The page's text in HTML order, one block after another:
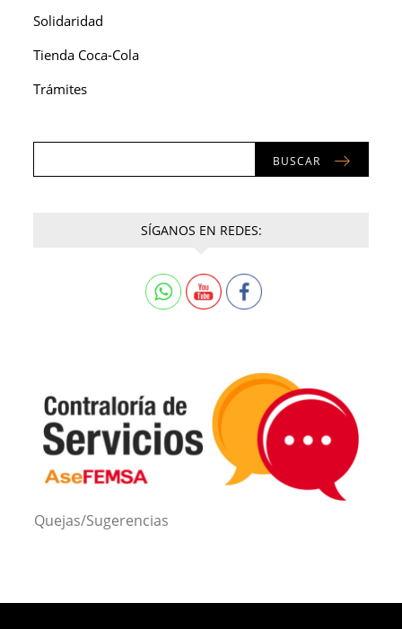
Solidaridad
Tienda Coca-Cola
Trámites
BUSCAR
SÍGANOS EN REDES:
Quejas/Sugerencias